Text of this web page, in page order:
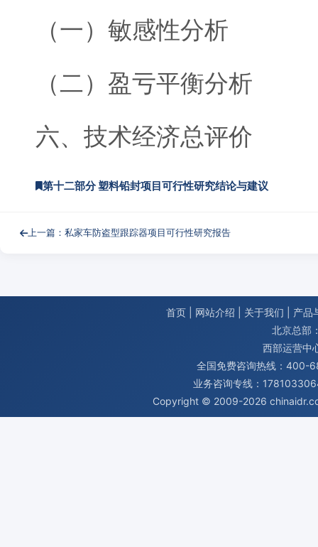
（一）敏感性分析
（二）盈亏平衡分析
六、技术经济总评价
第十二部分 塑料铅封项目可行性研究结论与建议
上一篇：私家车防盗型跟踪器项目可行性研究报告
首页 网站介绍 关于我们
产品
北京总部
西部运营中
全国免费咨询热线：400-
业务咨询专线：
Copyright © 2009-2026